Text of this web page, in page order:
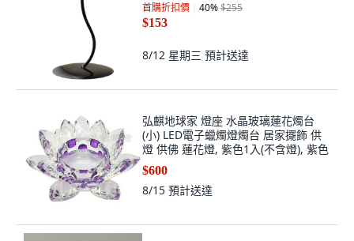
首購折扣價 40%$255
$153
8/12 星期三 預計送達
弘麒地球家 燈座 水晶玻璃蓮花燭台
(小) LED電子蠟燭燈燭台 居家擺飾 供
燈 供佛 蓮花燈, 紫色1入(不含燈), 紫色
$600
8/15 預計送達